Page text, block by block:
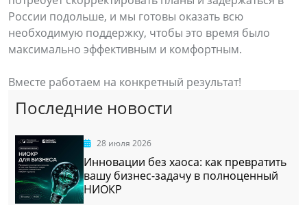
России подольше, и мы готовы оказать всю
необходимую поддержку, чтобы это время было
максимально эффективным и комфортным.
Вместе работаем на конкретный результат!
Последние новости
28 июля 2026
Инновации без хаоса: как превратить
вашу бизнес-задачу в полноценный
НИОКР